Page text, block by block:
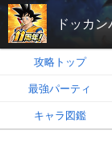
ドッカ
攻略トップ
最強パーティ
キャラ図鑑